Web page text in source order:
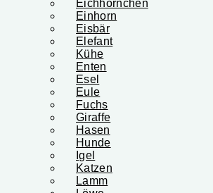
Eichhörnchen
Einhorn
Eisbär
Elefant
Kühe
Enten
Esel
Eule
Fuchs
Giraffe
Hasen
Hunde
Igel
Katzen
Lamm